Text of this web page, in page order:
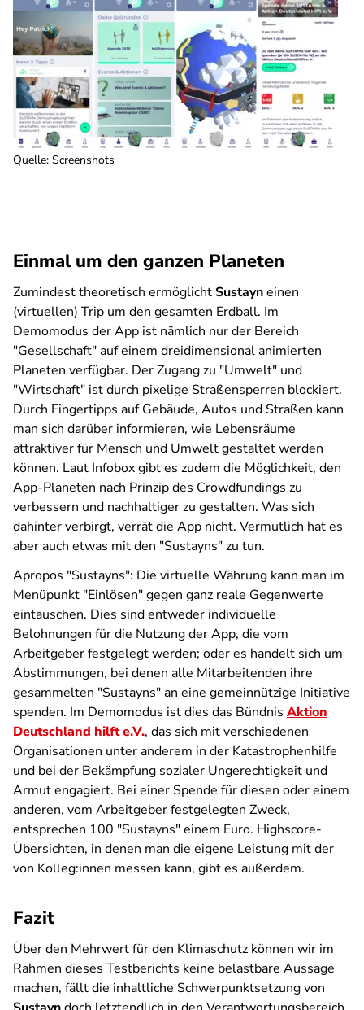
Quelle: Screenshots
Einmal um den ganzen Planeten
Zumindest theoretisch ermöglichtSustayneinen
(virtuellen) Trip um den gesamten Erdball. Im
Demomodus der App ist nämlich nur der Bereich
"Gesellschaft" auf einem dreidimensional animierten
Planeten verfügbar. Der Zugang zu "Umwelt" und
"Wirtschaft" ist durch pixelige Straßensperren blockiert.
Durch Fingertipps auf Gebäude, Autos und Straßen kann
man sich darüber informieren, wie Lebensräume
attraktiver für Mensch und Umwelt gestaltet werden
können. Laut Infobox gibt es zudem die Möglichkeit, den
App-Planeten nach Prinzip des Crowdfundings zu
verbessern und nachhaltiger zu gestalten. Was sich
dahinter verbirgt, verrät die App nicht. Vermutlich hat es
aber auch etwas mit den "Sustayns" zu tun.
Apropos "Sustayns": Die virtuelle Währung kann man im
Menüpunkt "Einlösen" gegen ganz reale Gegenwerte
eintauschen. Dies sind entweder individuelle
Belohnungen für die Nutzung der App, die vom
Arbeitgeber festgelegt werden; oder es handelt sich um
Abstimmungen, bei denen alle Mitarbeitenden ihre
gesammelten "Sustayns" an eine gemeinnützige Initiative
spenden. Im Demomodus ist dies das Bündnis Aktion
Deutschland hilft e.V., das sich mit verschiedenen
Organisationen unter anderem in der Katastrophenhilfe
und bei der Bekämpfung sozialer Ungerechtigkeit und
Armut engagiert. Bei einer Spende für diesen oder einem
anderen, vom Arbeitgeber festgelegten Zweck,
entsprechen 100 "Sustayns" einem Euro. Highscore-
Übersichten, in denen man die eigene Leistung mit der
von Kolleg:innen messen kann, gibt es außerdem.
Fazit
Über den Mehrwert für den Klimaschutz können wir im
Rahmen dieses Testberichts keine belastbare Aussage
machen, fällt die inhaltliche Schwerpunktsetzung von